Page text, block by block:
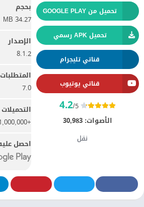
تحميل من GOOGLE PLAY
تحميل APK رسمي
قناتي تليجرام
قناتي يوتيوب
4.2/5
الأصوات: 30,983
نقل
بحجم
34.27 MB
الإصدار
8.1.2
المتطلبات
7.0
التحميلات
+1,000,000
احصل